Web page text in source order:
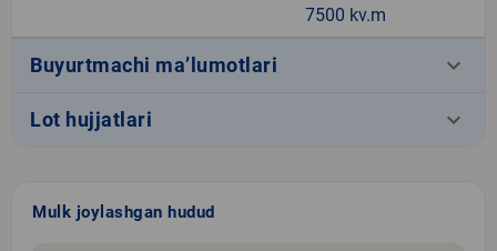
7500 kv.m
Buyurtmachi ma’lumotlari keyboard_arrow_down
Lot hujjatlari keyboard_arrow_down
Mulk joylashgan hudud